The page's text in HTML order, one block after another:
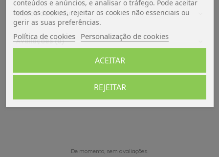
Dados do produto
Avaliações (0)
De momento, sem avaliações.
conteúdos e anúncios, e analisar o tráfego. Pode aceitar
todos os cookies, rejeitar os cookies não essenciais ou
gerir as suas preferências.
Política de cookies Personalização de cookies
REJEITAR
ACEITAR